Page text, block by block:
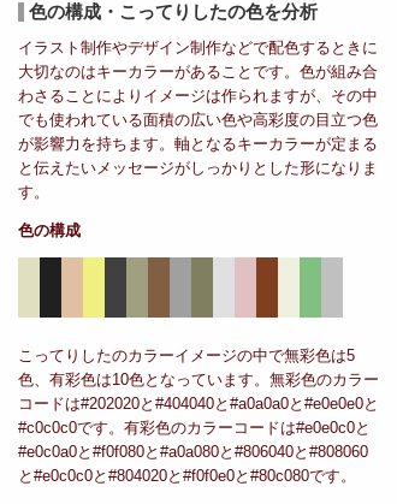
色の構成・こってりしたの色を分析
イラスト制作やデザイン制作などで配色するときに
大切なのはキーカラーがあることです。色が組み合
わさることによりイメージは作られますが、その中
でも使われている面積の広い色や高彩度の目立つ色
が影響力を持ちます。軸となるキーカラーが定まる
と伝えたいメッセージがしっかりとした形になりま
す。
色の構成
こってりしたのカラーイメージの中で無彩色は5
色、有彩色は10色となっています。無彩色のカラー
コードは#202020と#404040と#a0a0a0と#e0e0e0と
#c0c0c0です。有彩色のカラーコードは#e0e0c0と
#e0c0a0と#f0f080と#a0a080と#806040と#808060
と#e0c0c0と#804020と#f0f0e0と#80c080です。